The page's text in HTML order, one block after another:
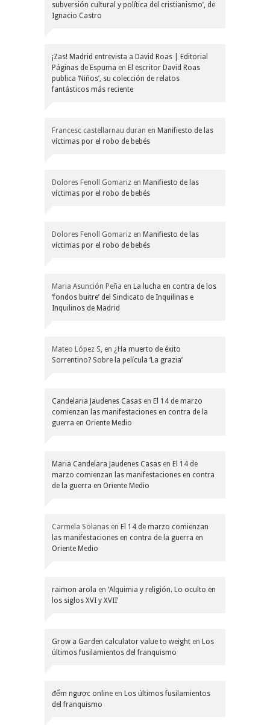
subversión cultural y política del cristianismo’, de
Ignacio Castro
¡Zas! Madrid entrevista a David Roas | Editorial
Páginas de Espuma en El escritor David Roas
publica ‘Niños’, su colección de relatos
fantásticos más reciente
Francesc castellarnau duran en Manifiesto de las
víctimas por el robo de bebés
Dolores Fenoll Gomariz en Manifiesto de las
víctimas por el robo de bebés
Dolores Fenoll Gomariz en Manifiesto de las
víctimas por el robo de bebés
Maria Asunción Peña en La lucha en contra de los
‘fondos buitre’ del Sindicato de Inquilinas e
Inquilinos de Madrid
Mateo López S, en ¿Ha muerto de éxito
Sorrentino? Sobre la película ‘La grazia’
Candelaria Jaudenes Casas en El 14 de marzo
comienzan las manifestaciones en contra de la
guerra en Oriente Medio
Maria Candelara Jaudenes Casas en El 14 de
marzo comienzan las manifestaciones en contra
de la guerra en Oriente Medio
Carmela Solanas en El 14 de marzo comienzan
las manifestaciones en contra de la guerra en
Oriente Medio
raimon arola en ‘Alquimia y religión. Lo oculto en
los siglos XVI y XVII’
Grow a Garden calculator value to weight en Los
últimos fusilamientos del franquismo
đếm ngược online en Los últimos fusilamientos
del franquismo